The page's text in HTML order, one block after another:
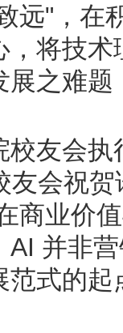
远"，在
，将技
之难
校友会
友会祝
商业价
AI 并非
范式的